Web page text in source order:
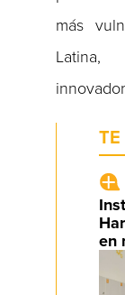
más
TE
en